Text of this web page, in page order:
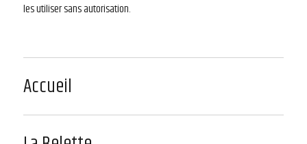
les utiliser sans autorisation.
Accueil